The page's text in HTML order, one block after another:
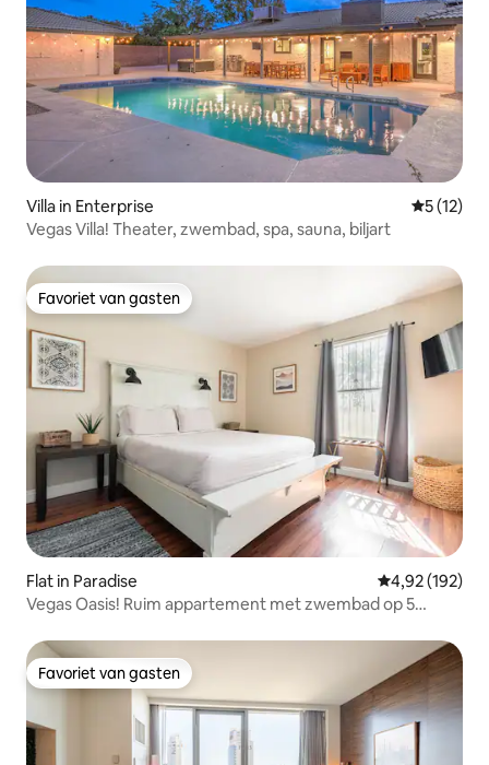
Villa in Enterprise
5 (12)
Vegas Villa! Theater, zwembad, spa, sauna, biljart
Favoriet van gasten
Favoriet van gasten
Flat in Paradise Gemiddelde
4,92 (192)
Vegas Oasis! Ruim appartement met zwembad op 5
Favoriet van gasten
Favoriet van gasten